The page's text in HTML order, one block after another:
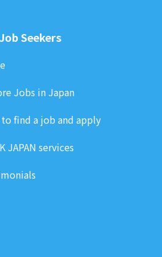
Seekers
Jobs in Japan
find a job and apply
JAPAN services